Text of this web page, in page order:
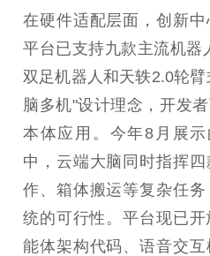
在硬件适配层面，创新
平台已支持九款主流机器
双足机器人和天轶2.0轮
脑多机"设计理念，开发
本体应用。今年8月展
中，云端大脑同时指挥
作、箱体搬运等复杂任
统的可行性。平台现已
能体架构代码、语音交互